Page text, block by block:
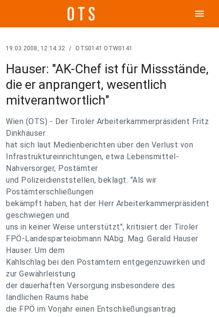
menu
19.03.2008, 12:14:32 / OTS0141 OTW0141
Hauser: "AK-Chef ist für Missstände,
die er anprangert, wesentlich
mitverantwortlich"
Wien (OTS) - Der Tiroler Arbeiterkammerpräsident Fritz
Dinkhauser
hat sich laut Medienberichten über den Verlust von
Infrastruktureinrichtungen, etwa Lebensmittel-
Nahversorger, Postämter
und Polizeidienststellen, beklagt. "Als wir
Postämterschließungen
bekämpft haben, hat der Herr Arbeiterkammerpräsident
geschwiegen und
uns in keiner Weise unterstützt", kritisiert der Tiroler
FPÖ-Landesparteiobmann NAbg. Mag. Gerald Hauser
Hauser. Um dem
Kahlschlag bei den Postämtern entgegenzuwirken und
zur Gewährleistung
der dauerhaften Versorgung insbesondere des
ländlichen Raums habe
die FPÖ im Vorjahr einen Entschließungsantrag